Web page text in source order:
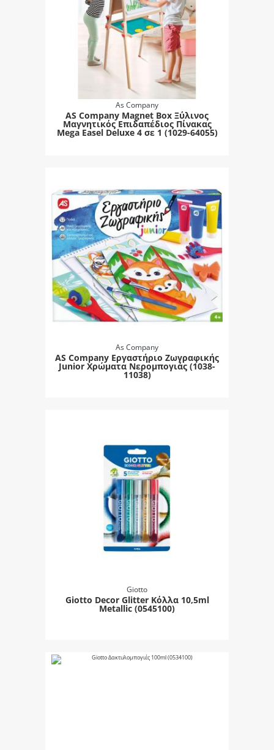
As Company
AS Company Magnet Box Ξύλινος
Μαγνητικός Επιδαπέδιος Πίνακας
Mega Easel Deluxe 4 σε 1 (1029-64055)
As Company
AS Company Εργαστήριο Ζωγραφικής
Junior Χρώματα Νερομπογιάς (1038-
11038)
Giotto
Giotto Decor Glitter Κόλλα 10,5ml
Metallic (0545100)